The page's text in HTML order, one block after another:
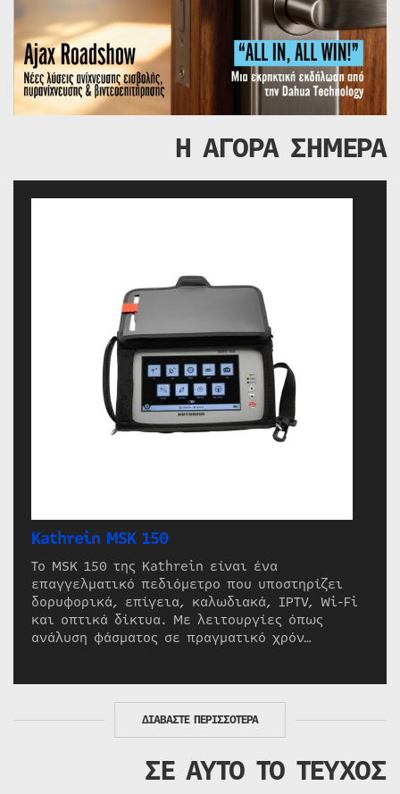
Η ΑΓΟΡΑ ΣΗΜΕΡΑ
Kathrein MSK 150
Το MSK 150 της Kathrein είναι ένα
επαγγελματικό πεδιόμετρο που υποστηρίζει
δορυφορικά, επίγεια, καλωδιακά, IPTV, Wi-Fi
και οπτικά δίκτυα. Με λειτουργίες όπως
ανάλυση φάσματος σε πραγματικό χρόν…
ΔΙΑΒΑΣΤΕ ΠΕΡΙΣΣΟΤΕΡΑ
ΣΕ ΑΥΤΟ ΤΟ ΤΕΥΧΟΣ